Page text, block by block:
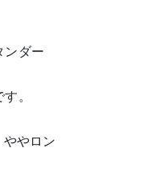
ンダー
。
やロン